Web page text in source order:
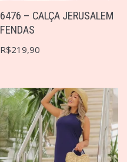
6476 – CALÇA JERUSALEM
FENDAS
R$219,90